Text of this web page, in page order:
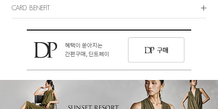
CARD BENEFIT